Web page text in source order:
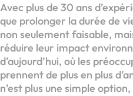
Avec plus de 30 ans
que prolonger la durée de
non seulement faisable,
réduire leur impact
d’aujourd’hui, où les
prennent de plus en plus
n’est plus une simple